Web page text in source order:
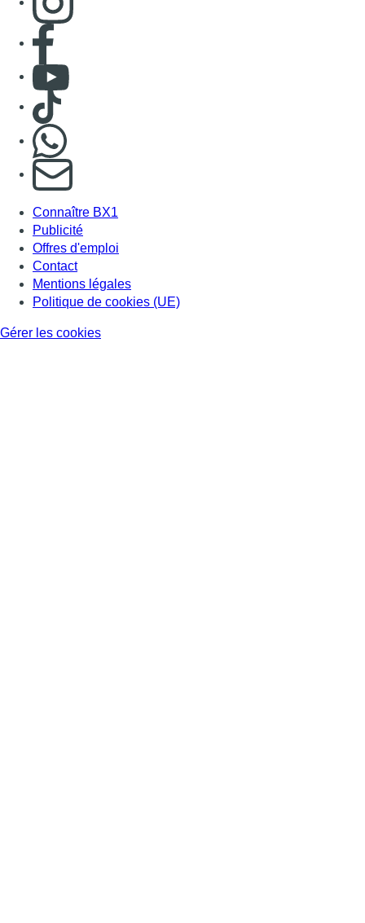
Consulter page Facebook
Consulter Youtube
Consulter TikTok
S'abonner à notre newsletter
Connaître BX1
Publicité
Offres d'emploi
Contact
Mentions légales
Politique de cookies (UE)
Gérer les cookies